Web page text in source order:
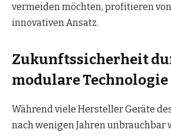
vermeiden möchten, profitieren
innovativen Ansatz.
Zukunftssicherheit
modulare Technologie
Während viele Hersteller Geräte
nach wenigen Jahren unbrauchbar